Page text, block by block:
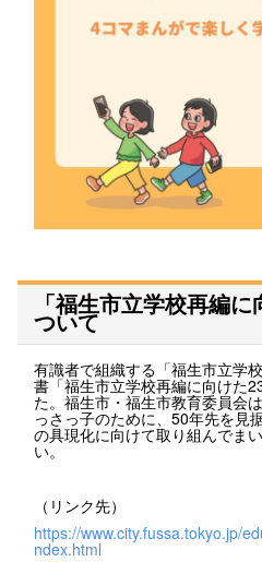
「福生市立学校再編
ついて
有識者で組織する「福生市立学
書「福生市立学校再編に向けた
た。福生市・福生市教育委員会
っさっ子のために、50年先を見
の具現化に向けて取り組んでま
い。
（リンク先）
https://www.city.fussa.tokyo.jp/
ndex.html